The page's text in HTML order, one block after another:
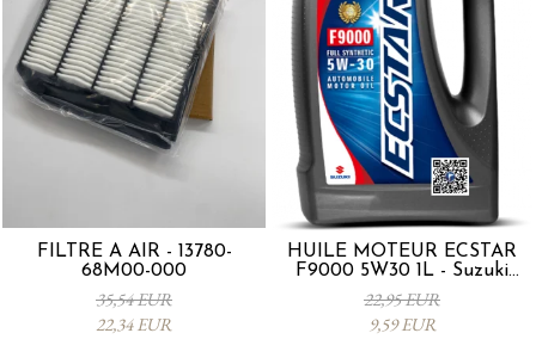
FILTRE À AIR - 13780-
68M00-000
35,54 EUR
22,34 EUR
HUILE MOTEUR ECSTAR
F9000 5W30 1L - Suzuki
990R0-21E72-001
22,95 EUR
9,59 EUR